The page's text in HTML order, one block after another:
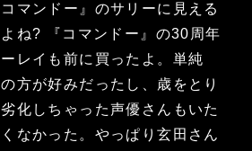
マンドー』のサリーに見える
ね? 『コマンドー』の30周年
レイも前に買ったよ。単純
方が好みだったし、歳をとり
化しちゃった声優さんもいた
なかった。やっぱり玄田さん